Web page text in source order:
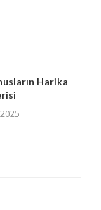
Harika